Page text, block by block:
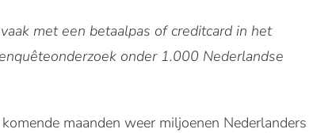
met een betaalpas of creditcard in het
onder 1.000 Nederlandse
maanden weer miljoenen Nederlanders